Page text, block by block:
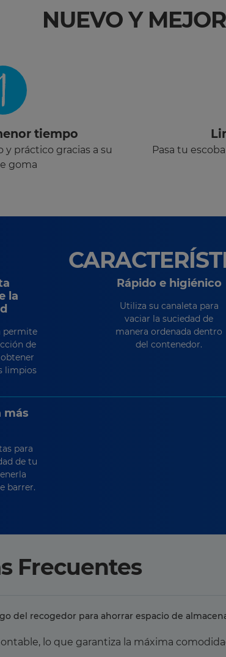
NUEVO Y
tiempo
y práctico gracias a su
goma
Pasa tu
la
permite
de
limpios
Rápido e higiénico
Utiliza su canaleta para
vaciar la suciedad de
manera ordenada dentro
del contenedor.
más
para
de tu
barrer.
Frecuentes
del recogedor para ahorrar espacio de
lo que garantiza la máxima